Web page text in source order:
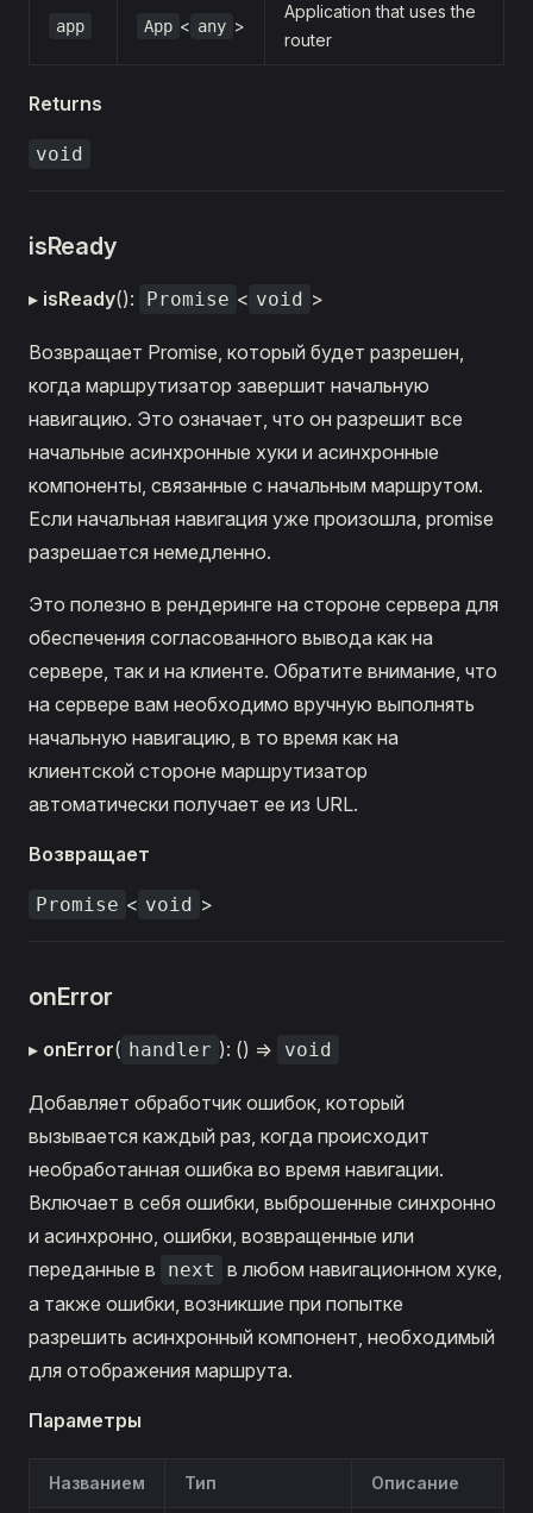
app App < any >
Application that uses the
router
Returns
void
isReady
▸ isReady(): Promise < void >
Возвращает Promise, который будет разрешен,
когда маршрутизатор завершит начальную
навигацию. Это означает, что он разрешит все
начальные асинхронные хуки и асинхронные
компоненты, связанные с начальным маршрутом.
Если начальная навигация уже произошла, promise
разрешается немедленно.
Это полезно в рендеринге на стороне сервера для
обеспечения согласованного вывода как на
сервере, так и на клиенте. Обратите внимание, что
на сервере вам необходимо вручную выполнять
начальную навигацию, в то время как на
клиентской стороне маршрутизатор
автоматически получает ее из URL.
Возвращает
Promise < void >
onError
▸ onError( handler ): () => void
Добавляет обработчик ошибок, который
вызывается каждый раз, когда происходит
необработанная ошибка во время навигации.
Включает в себя ошибки, выброшенные синхронно
и асинхронно, ошибки, возвращенные или
переданные в
next
в любом навигационном хуке,
а также ошибки, возникшие при попытке
разрешить асинхронный компонент, необходимый
для отображения маршрута.
Параметры
Названием Тип Описание